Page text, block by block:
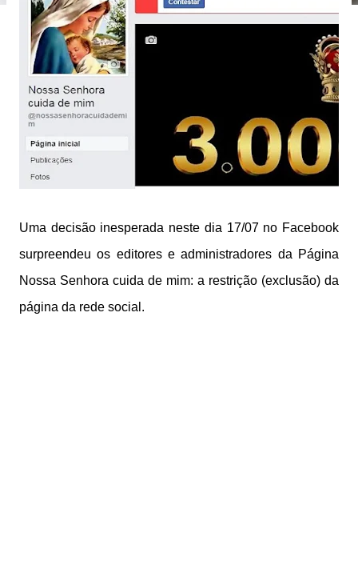
Uma decisão inesperada neste dia 17/07 no Facebook
surpreendeu os editores e administradores da Página
Nossa Senhora cuida de mim: a restrição (exclusão) da
página da rede social.